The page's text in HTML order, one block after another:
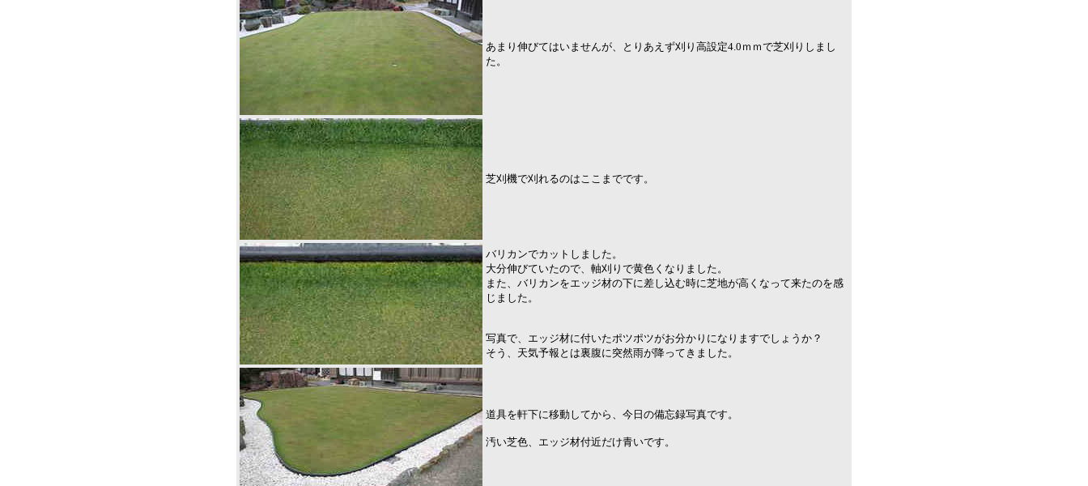
あまり伸びてはいませんが、とりあえず刈り高設定4.0ｍｍで芝刈りしまし
た。
芝刈機で刈れるのはここまでです。
バリカンでカットしました。
大分伸びていたので、軸刈りで黄色くなりました。
また、バリカンをエッジ材の下に差し込む時に芝地が高くなって来たのを感
じました。
写真で、エッジ材に付いたポツポツがお分かりになりますでしょうか？
そう、天気予報とは裏腹に突然雨が降ってきました。
道具を軒下に移動してから、今日の備忘録写真です。
汚い芝色、エッジ材付近だけ青いです。